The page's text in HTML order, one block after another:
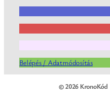
Belépés / Adatmódosítás
© 2026 KronoKód